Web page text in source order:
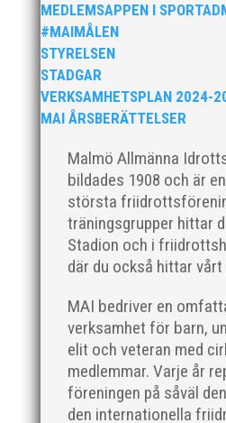
MEDLEMSAPPEN I
#MAIMÅLEN
STYRELSEN
STADGAR
VERKSAMHETSPLAN 2024-
MAI ÅRSBERÄTTELSER
Malmö Allmänna
bildades 1908 och är
största
träningsgrupper hittar
Stadion och i
där du också hittar vårt
MAI bedriver en
verksamhet för barn,
elit och veteran med
medlemmar. Varje år
föreningen på såväl
den internationella
För mig har Lasse betytt
plan. På 80- och 90-talet, då
han för mig en
på plats och igång med en
sin parhäst och nära vän,